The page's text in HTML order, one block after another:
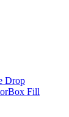
Drop
Box Fill